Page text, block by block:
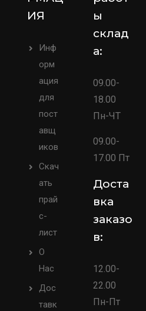
ИЯ
Инф
орм
ация
для
пост
авщ
иков
Скач
ать
прай
с-
лист
О
Нас
Дос
тавк
ы
склад
а:
09.00-
18.00
Пн-ЧТ
09.00-
17.00 Пт
Доста
вка
заказо
в:
12.00-
22.00
Пн-Пт